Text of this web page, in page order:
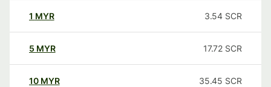
1 MYR 3.54 SCR
5 MYR 17.72 SCR
10 MYR 35.45 SCR